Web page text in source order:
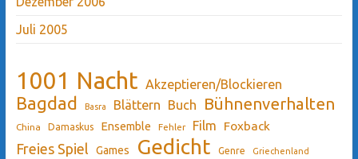
Juli 2005
1001 Nacht Akzeptieren/Blockieren
Bagdad Basra Blättern Buch Bühnenverhalten
China Damaskus Ensemble Fehler Film Foxback
Freies Spiel Games Gedicht Genre Griechenland